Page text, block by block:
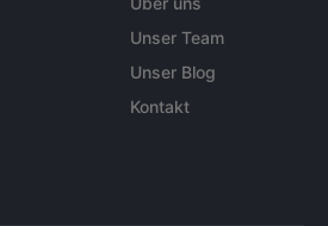
Unser Team
Unser Blog
Kontakt